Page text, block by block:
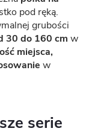
pod ręką.
grubości
30 do 160 cm w
miejsca,
w
serie